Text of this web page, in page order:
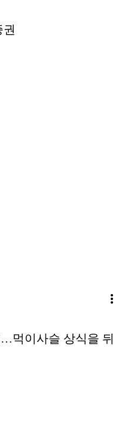
more_vert
먹이사슬 상식을 뒤